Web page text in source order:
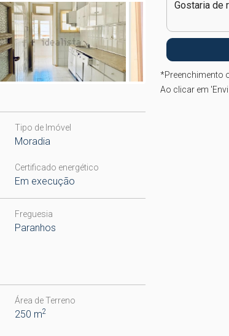
Tipo de Imóvel
Moradia
Certificado energético
Em execução
Freguesia
Paranhos
Área de Terreno
250 m2
*Preenchimento
Ao clicar em